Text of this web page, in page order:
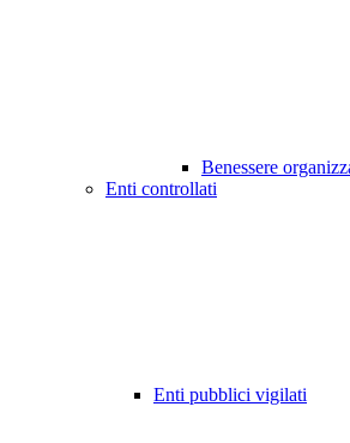
Benessere
Enti controllati
Enti pubblici vigilati